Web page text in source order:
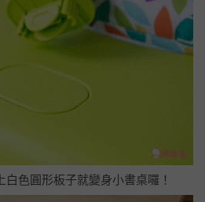
色圓形板子就變身小書桌囉！